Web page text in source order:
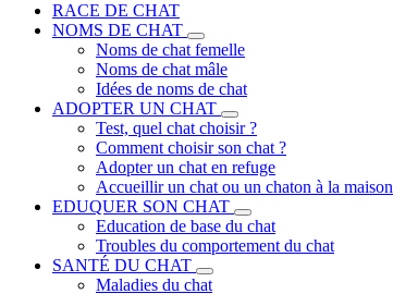
RACE DE CHAT
NOMS DE CHAT
Noms de chat femelle
Noms de chat mâle
Idées de noms de chat
ADOPTER UN CHAT
Test, quel chat choisir ?
Comment choisir son chat ?
Adopter un chat en refuge
Accueillir un chat ou un chaton à la maison
EDUQUER SON CHAT
Education de base du chat
Troubles du comportement du chat
SANTÉ DU CHAT
Maladies du chat